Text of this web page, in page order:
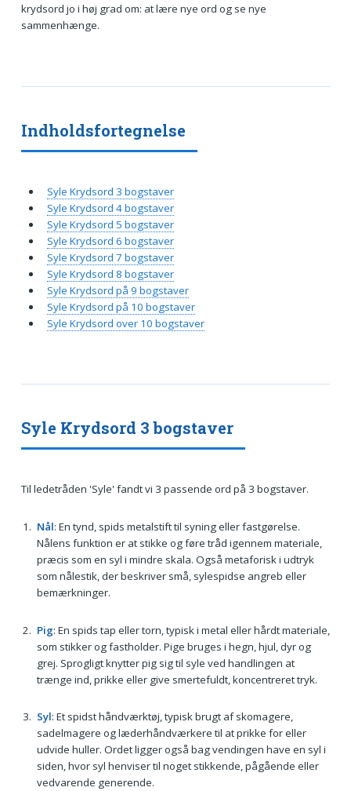
krydsord jo i høj grad om: at lære nye ord og se nye
sammenhænge.
Syle Krydsord 3 bogstaver
Til ledetråden 'Syle' fandt vi 3 passende ord på 3 bogstaver.
Nål: En tynd, spids metalstift til syning eller fastgørelse.
Nålens funktion er at stikke og føre tråd igennem materiale,
præcis som en syl i mindre skala. Også metaforisk i udtryk
som nålestik, der beskriver små, sylespidse angreb eller
bemærkninger.
Pig: En spids tap eller torn, typisk i metal eller hårdt materiale,
som stikker og fastholder. Pige bruges i hegn, hjul, dyr og
grej. Sprogligt knytter pig sig til syle ved handlingen at
trænge ind, prikke eller give smertefuldt, koncentreret tryk.
Syl: Et spidst håndværktøj, typisk brugt af skomagere,
sadelmagere og læderhåndværkere til at prikke for eller
udvide huller. Ordet ligger også bag vendingen have en syl i
siden, hvor syl henviser til noget stikkende, pågående eller
vedvarende generende.
Indholdsfortegnelse
Syle Krydsord 3 bogstaver
Syle Krydsord 4 bogstaver
Syle Krydsord 5 bogstaver
Syle Krydsord 6 bogstaver
Syle Krydsord 7 bogstaver
Syle Krydsord 8 bogstaver
Syle Krydsord på 9 bogstaver
Syle Krydsord på 10 bogstaver
Syle Krydsord over 10 bogstaver